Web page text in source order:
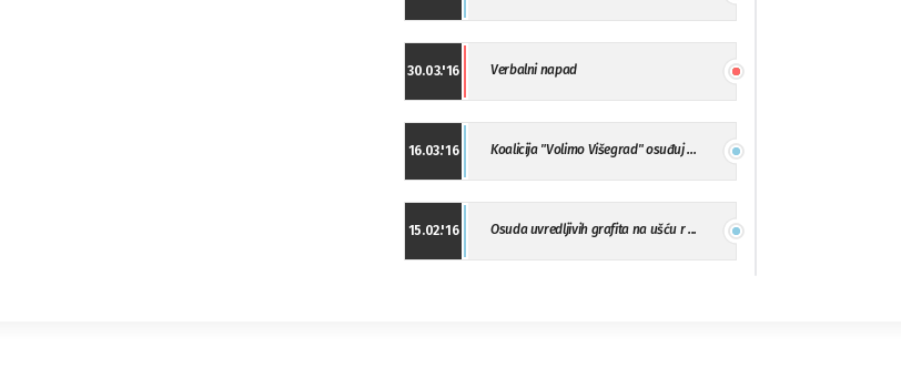
30.03.'16 Verbalni napad
16.03.'16 Koalicija "Volimo Višegrad" osuđuj ...
15.02.'16 Osuda uvredljivih grafita na ušću r ...